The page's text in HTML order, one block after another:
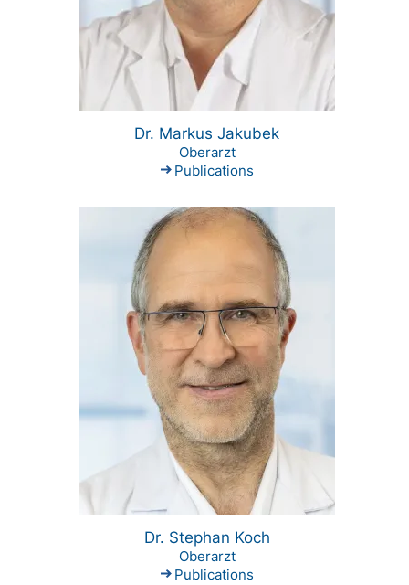
Dr. Markus Jakubek
Oberarzt
Publications
Dr. Stephan Koch
Oberarzt
Publications